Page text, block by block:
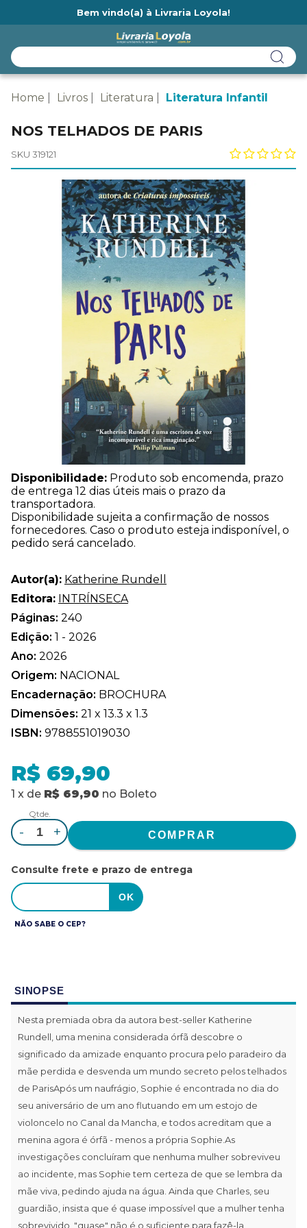
Bem vindo(a) à Livraria Loyola!
Home Livros Literatura Literatura Infantil
NOS TELHADOS DE PARIS
SKU 319121
Disponibilidade: Produto sob encomenda, prazo
de entrega 12 dias úteis mais o prazo da
transportadora.
Disponibilidade sujeita a confirmação de nossos
fornecedores. Caso o produto esteja indisponível, o
pedido será cancelado.
Autor(a): Katherine Rundell
Editora: INTRÍNSECA
Páginas: 240
Edição: 1 - 2026
Ano: 2026
Origem: NACIONAL
Encadernação: BROCHURA
Dimensões: 21 x 13.3 x 1.3
ISBN: 9788551019030
R$ 69,90
1 x de R$ 69,90 no Boleto
Qtde.
- +
Consulte frete e prazo de entrega
NÃO SABE O CEP?
SINOPSE
Nesta premiada obra da autora best-seller Katherine
Rundell, uma menina considerada órfã descobre o
significado da amizade enquanto procura pelo paradeiro da
mãe perdida e desvenda um mundo secreto pelos telhados
de ParisApós um naufrágio, Sophie é encontrada no dia do
seu aniversário de um ano flutuando em um estojo de
violoncelo no Canal da Mancha, e todos acreditam que a
menina agora é órfã - menos a própria Sophie.As
investigações concluíram que nenhuma mulher sobreviveu
ao incidente, mas Sophie tem certeza de que se lembra da
mãe viva, pedindo ajuda na água. Ainda que Charles, seu
guardião, insista que é quase impossível que a mulher tenha
sobrevivido, "quase" não é o suficiente para fazê-la